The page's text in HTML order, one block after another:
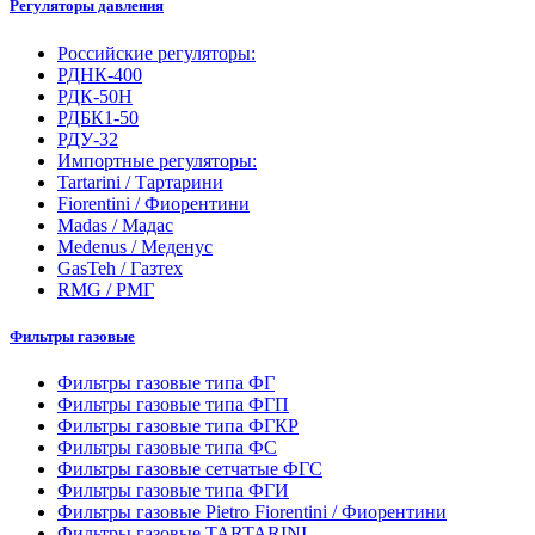
Регуляторы давления
Российские регуляторы:
РДНК-400
РДК-50Н
РДБК1-50
РДУ-32
Импортные регуляторы:
Tartarini / Тартарини
Fiorentini / Фиорентини
Madas / Мадас
Medenus / Меденус
GasTeh / Газтех
RMG / РМГ
Фильтры газовые
Фильтры газовые типа ФГ
Фильтры газовые типа ФГП
Фильтры газовые типа ФГКР
Фильтры газовые типа ФС
Фильтры газовые сетчатые ФГС
Фильтры газовые типа ФГИ
Фильтры газовые Pietro Fiorentini / Фиорентини